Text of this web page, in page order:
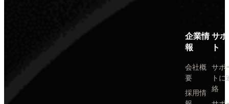
企業情
報
会社概
要
採用情
サ
ト
サポ
トに
絡